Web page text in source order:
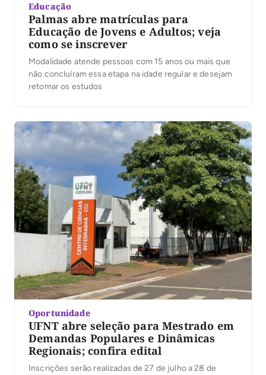
Educação
Palmas abre matrículas para
Educação de Jovens e Adultos; veja
como se inscrever
Modalidade atende pessoas com 15 anos ou mais que
não concluíram essa etapa na idade regular e desejam
retomar os estudos
Oportunidade
UFNT abre seleção para Mestrado em
Demandas Populares e Dinâmicas
Regionais; confira edital
Inscrições serão realizadas de 27 de julho a 28 de